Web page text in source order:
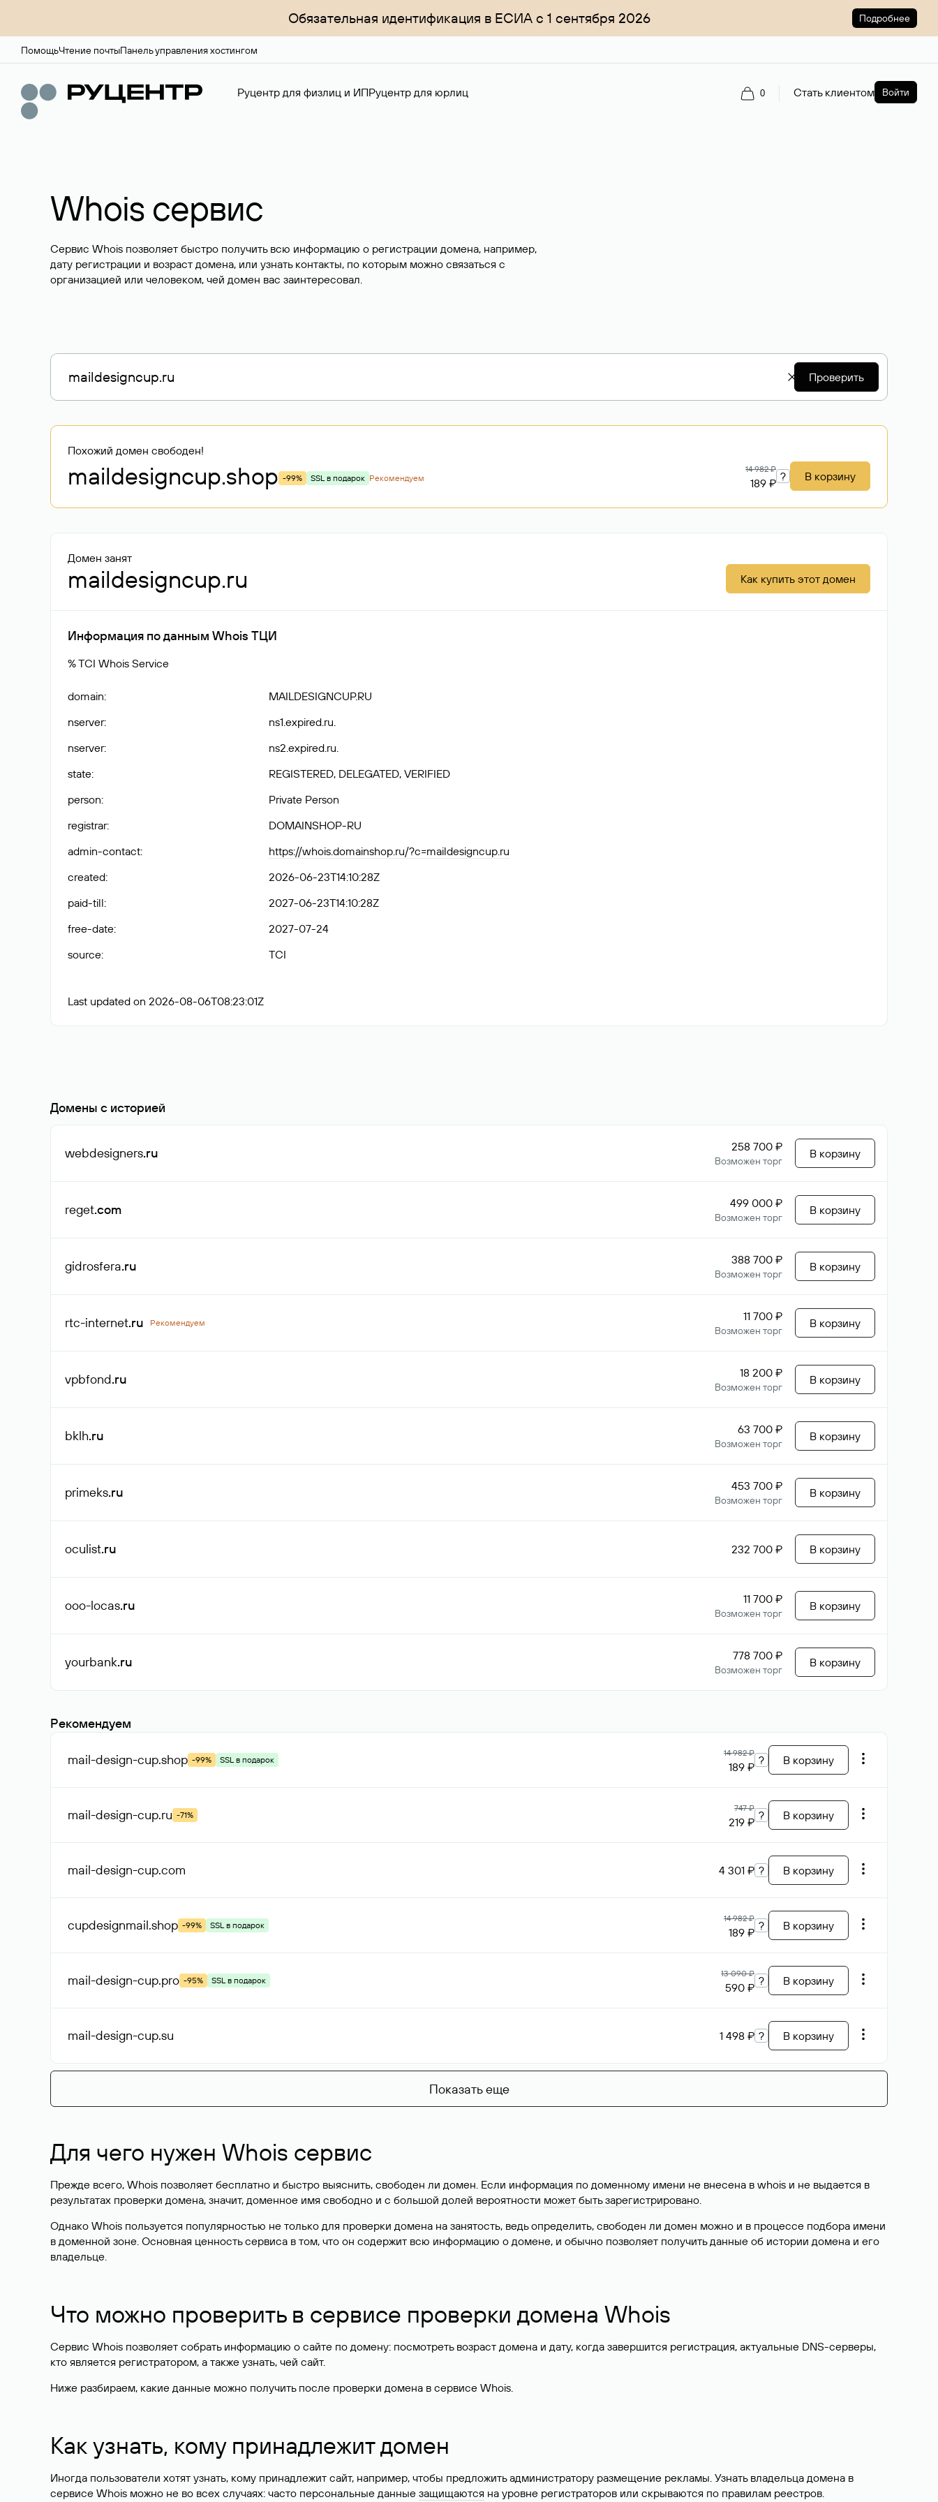
Обязательная идентификация в ЕСИА с 1 сентября 2026 Подробнее
ПомощьЧтение почтыПанель управления хостингом
Руцентр для физлиц и ИПРуцентр для юрлиц 0 Стать клиентом Войти
Whois сервис
Сервис Whois позволяет быстро получить всю информацию о регистрации домена, например,
дату регистрации и возраст домена, или узнать контакты, по которым можно связаться с
организацией или человеком, чей домен вас заинтересовал.
Проверить
Похожий домен свободен!
maildesigncup.shop -99% SSL в подарок Рекомендуем
14 982 ₽
189 ₽ ? В корзину
Домен занят
maildesigncup.ru Как купить этот домен
Информация по данным Whois ТЦИ
% TCI Whois Service
domain:
MAILDESIGNCUP.RU
nserver:
ns1.expired.ru.
nserver:
ns2.expired.ru.
state:
REGISTERED, DELEGATED, VERIFIED
person:
Private Person
registrar:
DOMAINSHOP-RU
admin-contact:
https://whois.domainshop.ru/?c=maildesigncup.ru
created:
2026-06-23T14:10:28Z
paid-till:
2027-06-23T14:10:28Z
free-date:
2027-07-24
source: TCI
Last updated on 2026-08-06T08:23:01Z
Домены с историей
webdesigners.ru 258 700 ₽
Возможен торг
В корзину
reget.com 499 000 ₽
Возможен торг
В корзину
gidrosfera.ru 388 700 ₽
Возможен торг
В корзину
rtc-internet.ru Рекомендуем 11 700 ₽
Возможен торг
В корзину
vpbfond.ru 18 200 ₽
Возможен торг
В корзину
bklh.ru 63 700 ₽
Возможен торг
В корзину
primeks.ru 453 700 ₽
Возможен торг
В корзину
oculist.ru 232 700 ₽ В корзину
ooo-locas.ru 11 700 ₽
Возможен торг
В корзину
yourbank.ru 778 700 ₽
Возможен торг
В корзину
Рекомендуем
mail-design-cup.shop -99% SSL в подарок
14 982 ₽
189 ₽ ? В корзину
mail-design-cup.ru -71%
747 ₽
219 ₽ ? В корзину
mail-design-cup.com 4 301 ₽ ? В корзину
cupdesignmail.shop -99% SSL в подарок
14 982 ₽
189 ₽ ? В корзину
mail-design-cup.pro -95% SSL в подарок
13 090 ₽
590 ₽ ? В корзину
mail-design-cup.su 1 498 ₽ ? В корзину
Показать еще
Для чего нужен Whois сервис
Прежде всего, Whois позволяет бесплатно и быстро выяснить, свободен ли домен. Если информация по доменному имени не внесена в whois и не выдается в
результатах проверки домена, значит, доменное имя свободно и с большой долей вероятности может быть зарегистрировано.
Однако Whois пользуется популярностью не только для проверки домена на занятость, ведь определить, свободен ли домен можно и в процессе подбора имени
в доменной зоне. Основная ценность сервиса в том, что он содержит всю информацию о домене, и обычно позволяет получить данные об истории домена и его
владельце.
Что можно проверить в сервисе проверки домена Whois
Сервис Whois позволяет собрать информацию о сайте по домену: посмотреть возраст домена и дату, когда завершится регистрация, актуальные DNS-серверы,
кто является регистратором, а также узнать, чей сайт.
Ниже разбираем, какие данные можно получить после проверки домена в сервисе Whois.
Как узнать, кому принадлежит домен
Иногда пользователи хотят узнать, кому принадлежит сайт, например, чтобы предложить администратору размещение рекламы. Узнать владельца домена в
сервисе Whois можно не во всех случаях: часто персональные данные защищаются на уровне регистраторов или скрываются по правилам реестров.